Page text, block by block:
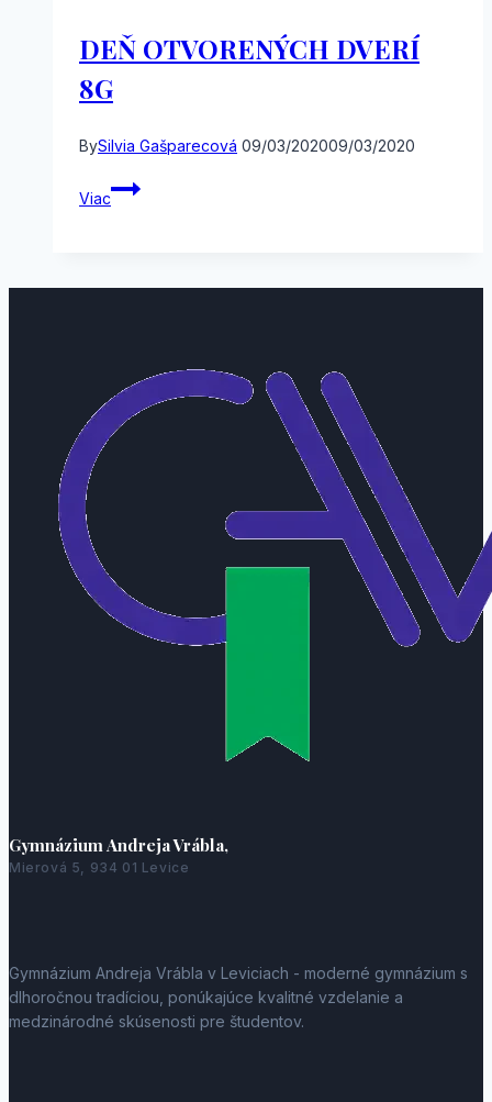
DEŇ OTVORENÝCH DVERÍ
8G
BySilvia Gašparecová 09/03/202009/03/2020
Viac
DEŇ
OTVORENÝCH
Gymnázium Andreja Vrábla,
Mierová 5, 934 01 Levice
Gymnázium Andreja Vrábla v Leviciach - moderné gymnázium s
dlhoročnou tradíciou, ponúkajúce kvalitné vzdelanie a
medzinárodné skúsenosti pre študentov.